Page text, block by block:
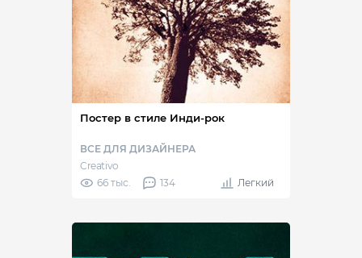
Постер в стиле Инди-рок
ВСЕ ДЛЯ ДИЗАЙНЕРА
Creativo
66 тыс.
134 Легкий